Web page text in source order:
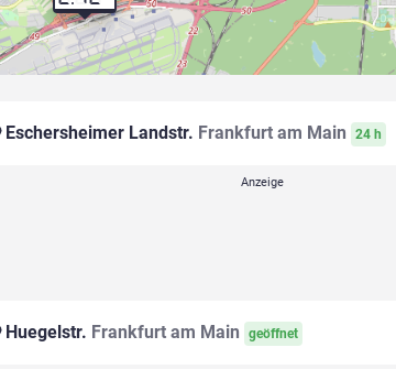
Eschersheimer Landstr. Frankfurt am Main 24 h
Huegelstr. Frankfurt am Main geöffnet